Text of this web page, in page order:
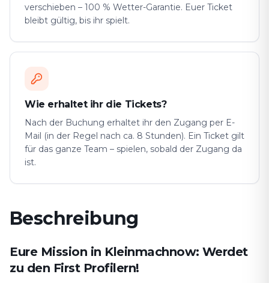
verschieben – 100 % Wetter-Garantie. Euer Ticket
bleibt gültig, bis ihr spielt.
Wie erhaltet ihr die Tickets?
Nach der Buchung erhaltet ihr den Zugang per E-
Mail (in der Regel nach ca. 8 Stunden). Ein Ticket gilt
für das ganze Team – spielen, sobald der Zugang da
ist.
Beschreibung
Spielbeschreibung First Profiler
Eure Mission in Kleinmachnow⁠: Werdet
zu den First Profilern!